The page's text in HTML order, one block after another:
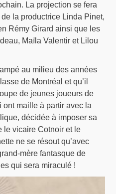
La projection se fera
la productrice Linda Pinet,
Rémy Girard ainsi que les
Maïla Valentir et Lilou
au milieu des années
de Montréal et qu’il
de jeunes joueurs de
maille à partir avec la
décidée à imposer sa
le vicaire Cotnoir et le
ne se résout qu’avec
mère fantasque de
qui sera miraculé !